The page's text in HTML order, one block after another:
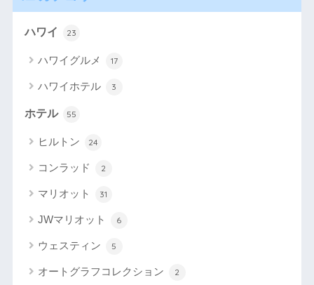
ハワイ 23
ハワイグルメ 17
ハワイホテル 3
ホテル 55
ヒルトン 24
コンラッド 2
マリオット 31
JWマリオット 6
ウェスティン 5
オートグラフコレクション 2